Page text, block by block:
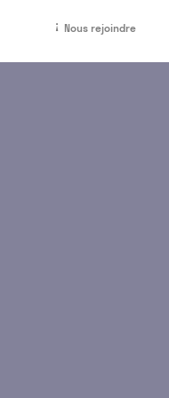
Nous rejoindre